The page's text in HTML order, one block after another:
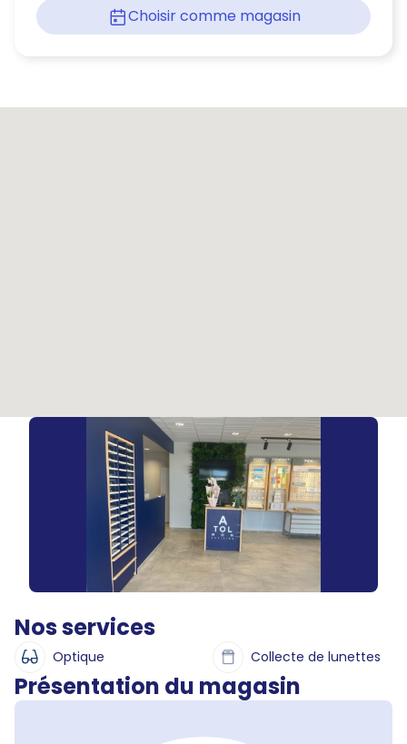
Choisir comme magasin
Nos services
Optique Collecte de lunettes
Présentation du magasin